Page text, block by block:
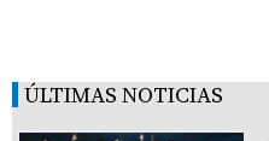
ÚLTIMAS NOTICIAS